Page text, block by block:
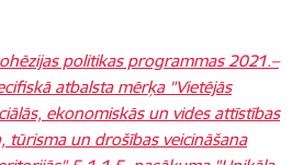
politikas programmas 2021.–
atbalsta mērķa "Vietējās
ekonomiskās un vides attīstības
tūrisma un drošības veicināšana